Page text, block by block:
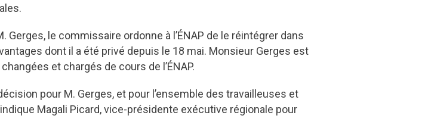
le commissaire ordonne à l’ÉNAP de le réintégrer dans
dont il a été privé depuis le 18 mai. Monsieur Gerges est
et chargés de cours de l’ÉNAP.
pour M. Gerges, et pour l’ensemble des travailleuses et
Magali Picard, vice-présidente exécutive régionale pour